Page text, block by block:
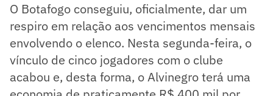
O Botafogo conseguiu, oficialmente, dar um
respiro em relação aos vencimentos mensais
envolvendo o elenco. Nesta segunda-feira, o
vínculo de cinco jogadores com o clube
acabou e, desta forma, o Alvinegro terá uma